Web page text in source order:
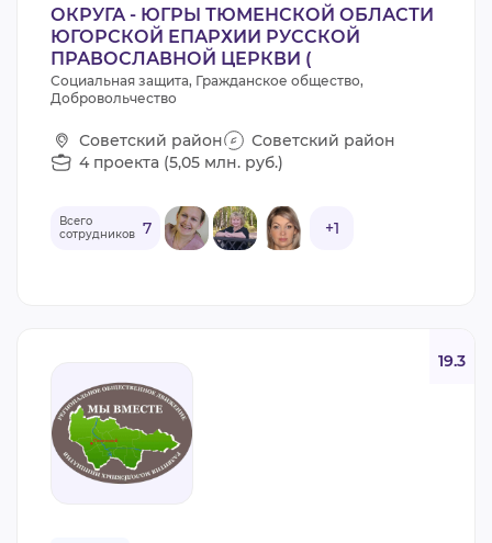
ОКРУГА - ЮГРЫ ТЮМЕНСКОЙ ОБЛАСТИ
ЮГОРСКОЙ ЕПАРХИИ РУССКОЙ
ПРАВОСЛАВНОЙ ЦЕРКВИ (
Социальная защита, Гражданское общество,
Добровольчество
Советский район
Советский район
4 проекта (5,05 млн. руб.)
Всего
сотрудников 7 +1
19.3